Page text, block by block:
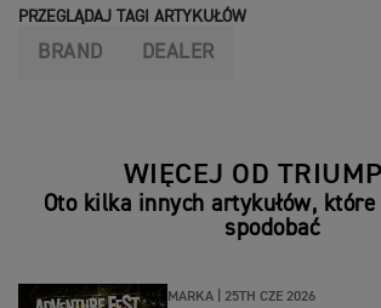
PRZEGLĄDAJ TAGI ARTYKUŁÓW
BRAND DEALER
WIĘCEJ OD
Oto kilka innych artykułów,
spodobać
MARKA | 25TH CZE 2026